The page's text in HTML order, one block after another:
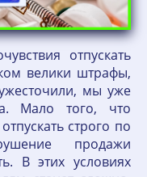
отпускать
велики штрафы,
мы уже
Мало того, что
строго по
продажи
В этих условиях